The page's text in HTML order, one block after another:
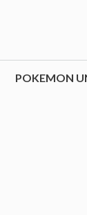
POKEMON